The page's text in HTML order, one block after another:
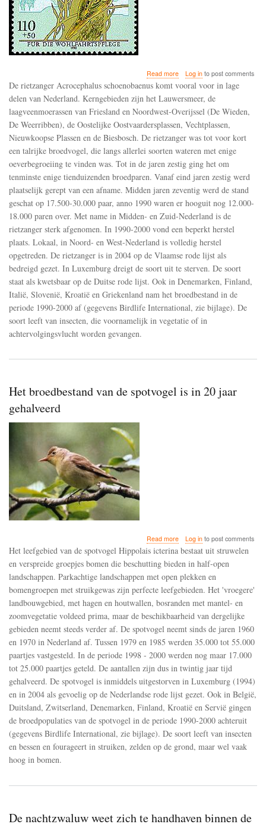
Read moreabout
is
in
2004
bedreigd
op
de
Vlaamse
rode
lijst
gezet
en
bijna
uitgestorven
in
Log into post comments
De rietzanger Acrocephalus schoenobaenus komt vooral voor in lage
delen van Nederland. Kerngebieden zijn het Lauwersmeer, de
laagveenmoerassen van Friesland en Noordwest-Overijssel (De Wieden,
De Weerribben), de Oostelijke Oostvaardersplassen, Vechtplassen,
Nieuwkoopse Plassen en de Biesbosch. De rietzanger was tot voor kort
een talrijke broedvogel, die langs allerlei soorten wateren met enige
oeverbegroeiing te vinden was. Tot in de jaren zestig ging het om
tenminste enige tienduizenden broedparen. Vanaf eind jaren zestig werd
plaatselijk gerept van een afname. Midden jaren zeventig werd de stand
geschat op 17.500-30.000 paar, anno 1990 waren er hooguit nog 12.000-
18.000 paren over. Met name in Midden- en Zuid-Nederland is de
rietzanger sterk afgenomen. In 1990-2000 vond een beperkt herstel
plaats. Lokaal, in Noord- en West-Nederland is volledig herstel
opgetreden. De rietzanger is in 2004 op de Vlaamse rode lijst als
bedreigd gezet. In Luxemburg dreigt de soort uit te sterven. De soort
staat als kwetsbaar op de Duitse rode lijst. Ook in Denemarken, Finland,
Italië, Slovenië, Kroatië en Griekenland nam het broedbestand in de
periode 1990-2000 af (gegevens Birdlife International, zie bijlage). De
soort leeft van insecten, die voornamelijk in vegetatie of in
achtervolgingsvlucht worden gevangen.
Het broedbestand van de spotvogel is in 20 jaar
gehalveerd
Read moreabout
Het
van
de
spotvogel
is
in
20
jaar
gehalveerd
Log into post comments
Het leefgebied van de spotvogel Hippolais icterina bestaat uit struwelen
en verspreide groepjes bomen die beschutting bieden in half-open
landschappen. Parkachtige landschappen met open plekken en
bomengroepen met struikgewas zijn perfecte leefgebieden. Het 'vroegere'
landbouwgebied, met hagen en houtwallen, bosranden met mantel- en
zoomvegetatie voldeed prima, maar de beschikbaarheid van dergelijke
gebieden neemt steeds verder af. De spotvogel neemt sinds de jaren 1960
en 1970 in Nederland af. Tussen 1979 en 1985 werden 35.000 tot 55.000
paartjes vastgesteld. In de periode 1998 - 2000 werden nog maar 17.000
tot 25.000 paartjes geteld. De aantallen zijn dus in twintig jaar tijd
gehalveerd. De spotvogel is inmiddels uitgestorven in Luxemburg (1994)
en in 2004 als gevoelig op de Nederlandse rode lijst gezet. Ook in België,
Duitsland, Zwitserland, Denemarken, Finland, Kroatië en Servië gingen
de broedpopulaties van de spotvogel in de periode 1990-2000 achteruit
(gegevens Birdlife International, zie bijlage). De soort leeft van insecten
en bessen en fourageert in struiken, zelden op de grond, maar wel vaak
hoog in bomen.
De nachtzwaluw weet zich te handhaven binnen de